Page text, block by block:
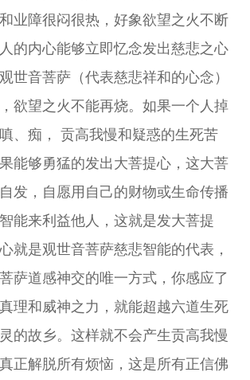
业障很闷很热，好象欲望之火不断
的内心能够立即忆念发出慈悲之心
世音菩萨（代表慈悲祥和的心念）
欲望之火不能再烧。如果一个人掉
、痴， 贡高我慢和疑惑的生死苦
能够勇猛的发出大菩提心，这大菩
发，自愿用自己的财物或生命传播
能来利益他人，这就是发大菩提
就是观世音菩萨慈悲智能的代表，
萨道感神交的唯一方式，你感应了
理和威神之力，就能超越六道生死
的故乡。这样就不会产生贡高我慢
正解脱所有烦恼，这是所有正信佛